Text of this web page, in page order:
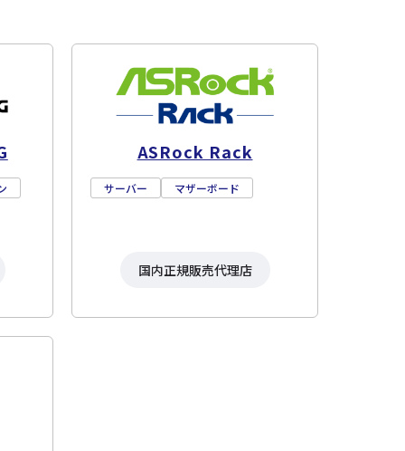
ASRock Rack
サーバー マザーボード
国内正規販売代理店